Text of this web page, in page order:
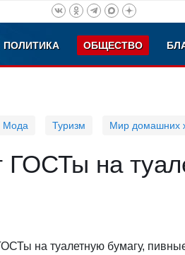
ПОЛИТИКА ОБЩЕСТВО
Мода Туризм Мир домашних
ГОСТы на
на туалетную бумагу,